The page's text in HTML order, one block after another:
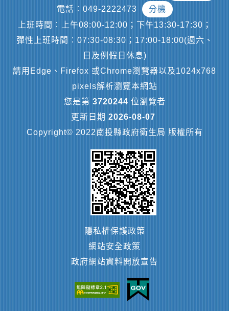
電話︰049-2222473
分機
上班時間︰上午08:00-12:00；下午13:30-17:30；
彈性上班時間︰07:30-08:30；17:00-18:00(週六、
日及例假日休息)
請用Edge、Firefox 或Chrome瀏覽器以及1024x768
pixels解析瀏覽本網站
您是第 3720244 位瀏覽者
更新日期 2026-08-07
Copyright© 2022南投縣政府衛生局 版權所有
隱私權保護政策
網站安全政策
政府網站資料開放宣告